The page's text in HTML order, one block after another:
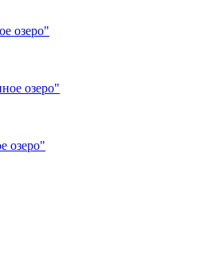
озеро"
озеро"
озеро"